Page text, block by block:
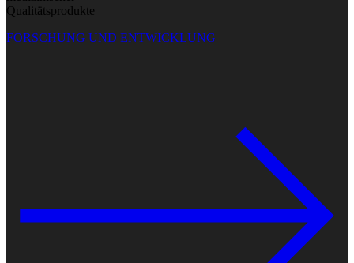
Qualitätsprodukte
FORSCHUNG UND ENTWICKLUNG